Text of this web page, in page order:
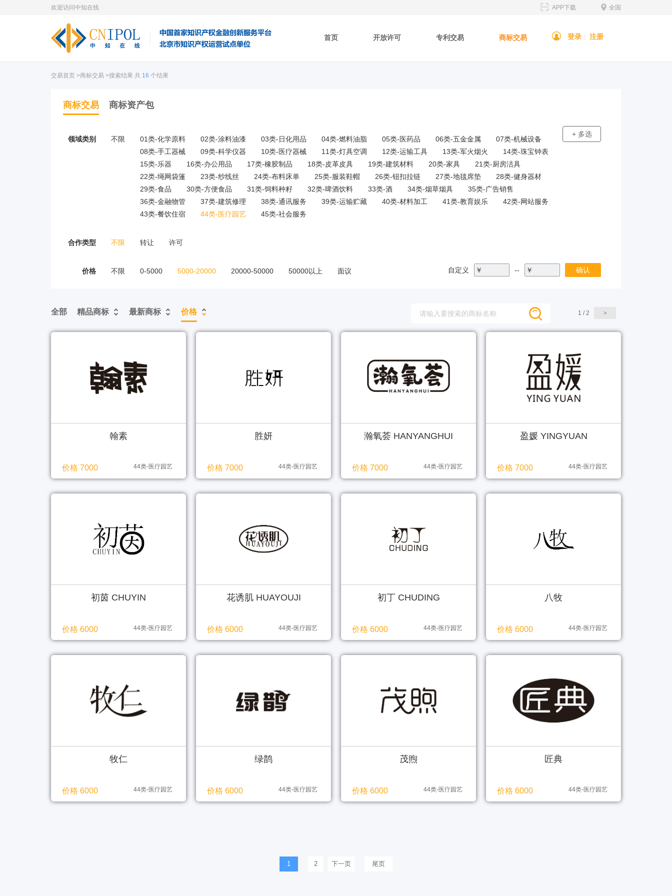
欢迎访问中知在线 全国
APP下载
首页 开放许可 专利交易 商标交易 登录 注册
交易首页 >商标交易 >搜索结果 共 16 个结果
商标交易 商标资产包
领域类别 不限 01类-化学原料 02类-涂料油漆 03类-日化用品 04类-燃料油脂 05类-医药品 06类-五金金属
07类-机械设备
08类-手工器械
09类-科学仪器 10类-医疗器械 11类-灯具空调 12类-运输工具 13类-军火烟火
14类-珠宝钟表
15类-乐器
16类-办公用品 17类-橡胶制品 18类-皮革皮具 19类-建筑材料 20类-家具
21类-厨房洁具
22类-绳网袋篷
23类-纱线丝 24类-布料床单 25类-服装鞋帽 26类-钮扣拉链 27类-地毯席垫
28类-健身器材
29类-食品
30类-方便食品 31类-饲料种籽 32类-啤酒饮料 33类-酒 34类-烟草烟具
35类-广告销售
36类-金融物管
37类-建筑修理 38类-通讯服务 39类-运输贮藏 40类-材料加工 41类-教育娱乐
42类-网站服务
43类-餐饮住宿
44类-医疗园艺 45类-社会服务
+ 多选
合作类型 不限 转让 许可
价格 不限 0-5000 5000-20000 20000-50000 50000以上 面议 自定义 ￥ -- ￥ 确认
全部 精品商标 最新商标 价格 1 / 2
翰素
价格 7000 44类-医疗园艺
胜妍
价格 7000 44类-医疗园艺
瀚氧荟 HANYANGHUI
价格 7000 44类-医疗园艺
盈媛 YINGYUAN
价格 7000 44类-医疗园艺
初茵 CHUYIN
价格 6000 44类-医疗园艺
花诱肌 HUAYOUJI
价格 6000 44类-医疗园艺
初丁 CHUDING
价格 6000 44类-医疗园艺
八牧
价格 6000 44类-医疗园艺
牧仁
价格 6000 44类-医疗园艺
绿鹊
价格 6000 44类-医疗园艺
茂煦
价格 6000 44类-医疗园艺
匠典
价格 6000 44类-医疗园艺
1 2 下一页 尾页